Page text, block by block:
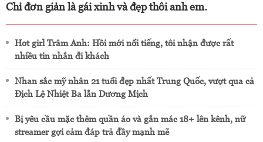
Chỉ đơn giản là gái xinh và đẹp thôi anh em.
Hot girl Trâm Anh: Hồi mới nổi tiếng, tôi nhận được rất
nhiều tin nhắn đi khách
Nhan sắc mỹ nhân 21 tuổi đẹp nhất Trung Quốc, vượt qua cả
Địch Lệ Nhiệt Ba lẫn Dương Mịch
Bị yêu cầu mặc thêm quần áo và gắn mác 18+ lên kênh, nữ
streamer gợi cảm đáp trả đầy mạnh mẽ